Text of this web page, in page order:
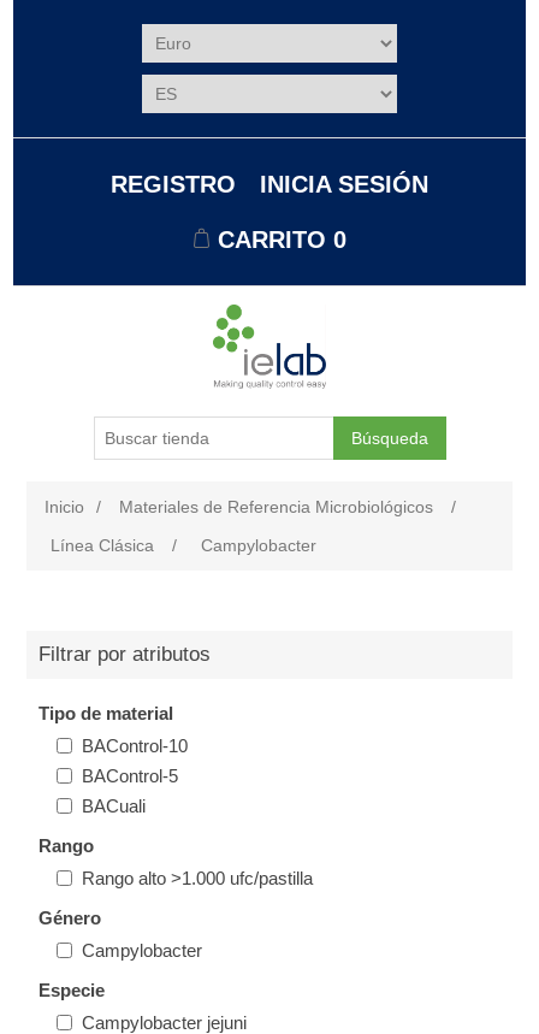
REGISTRO INICIA SESIÓN
CARRITO 0
Búsqueda
Inicio / Materiales de Referencia Microbiológicos
/
Línea Clásica
/ Campylobacter
Filtrar por atributos
Tipo de material
BAControl-10
BAControl-5
BACuali
Rango
Rango alto >1.000 ufc/pastilla
Género
Campylobacter
Especie
Campylobacter jejuni